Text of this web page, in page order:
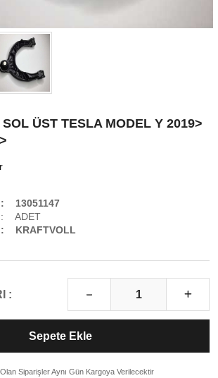
ÜST TESLA MODEL Y 2019>
13051147
ADET
KRAFTVOLL
:
Sepete Ekle
Siparişler Aynı Gün Kargoya Verilecektir